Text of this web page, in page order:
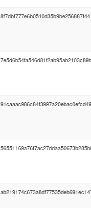
8f7dbf777e6b0510d35b9be256887f44
7e5d6b54fa546d81f2ab95ab2103c89b
91caaac986c84f3997a20ebac0efcd49